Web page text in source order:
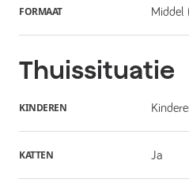
FORMAAT
Thuissituatie
KINDEREN
KATTEN Ja